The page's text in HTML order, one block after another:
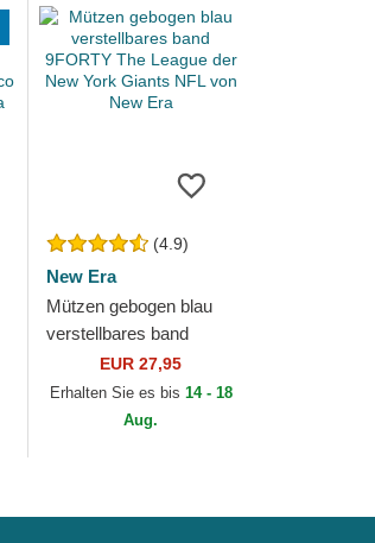
(4.9)
New Era
Mützen gebogen blau
verstellbares band
9FORTY The League
der New York Giants
NFL von New Era
EUR 27,95
Erhalten Sie es bis 14 - 18
Aug.